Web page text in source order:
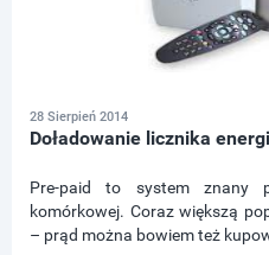
28 Sierpień 2014
Doładowanie licznika
Pre-paid to system znany
komórkowej. Coraz większą
– prąd można bowiem też